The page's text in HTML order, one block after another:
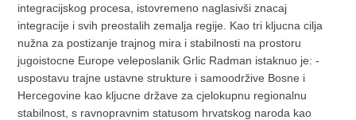
integracijskog procesa, istovremeno naglasivši znacaj
integracije i svih preostalih zemalja regije. Kao tri kljucna cilja
nužna za postizanje trajnog mira i stabilnosti na prostoru
jugoistocne Europe veleposlanik Grlic Radman istaknuo je: -
uspostavu trajne ustavne strukture i samoodržive Bosne i
Hercegovine kao kljucne države za cjelokupnu regionalnu
stabilnost, s ravnopravnim statusom hrvatskog naroda kao